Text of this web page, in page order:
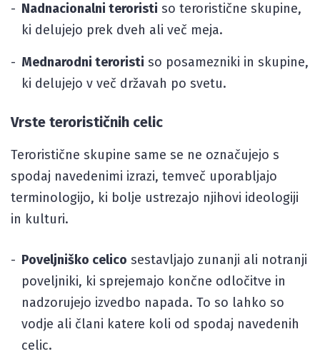
Nadnacionalni teroristi so teroristične skupine,
ki delujejo prek dveh ali več meja.
Mednarodni teroristi so posamezniki in skupine,
ki delujejo v več državah po svetu.
Vrste terorističnih celic
Teroristične skupine same se ne označujejo s
spodaj navedenimi izrazi, temveč uporabljajo
terminologijo, ki bolje ustrezajo njihovi ideologiji
in kulturi.
Poveljniško celico sestavljajo zunanji ali notranji
poveljniki, ki sprejemajo končne odločitve in
nadzorujejo izvedbo napada. To so lahko so
vodje ali člani katere koli od spodaj navedenih
celic.